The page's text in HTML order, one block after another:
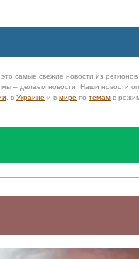
самые свежие новости из
– делаем новости. Наши новости
, в Украине и в мире по темам в